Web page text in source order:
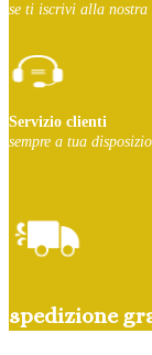
se ti iscrivi alla nostra
Servizio clienti
sempre a tua
spedizione